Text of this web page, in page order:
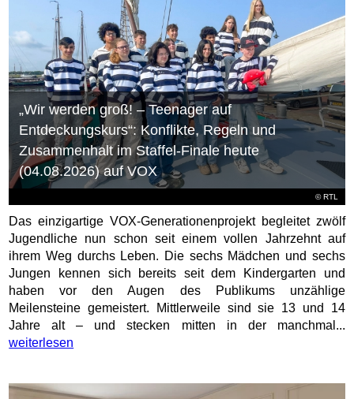
©RTL
„Wir werden groß! – Teenager auf
Entdeckungskurs“: Konflikte, Regeln und
Zusammenhalt im Staffel-Finale heute
(04.08.2026) auf VOX
Das einzigartige VOX-Generationenprojekt begleitet zwölf
Jugendliche nun schon seit einem vollen Jahrzehnt auf
ihrem Weg durchs Leben. Die sechs Mädchen und sechs
Jungen kennen sich bereits seit dem Kindergarten und
haben vor den Augen des Publikums unzählige
Meilensteine gemeistert. Mittlerweile sind sie 13 und 14
Jahre alt – und stecken mitten in der manchmal...
weiterlesen